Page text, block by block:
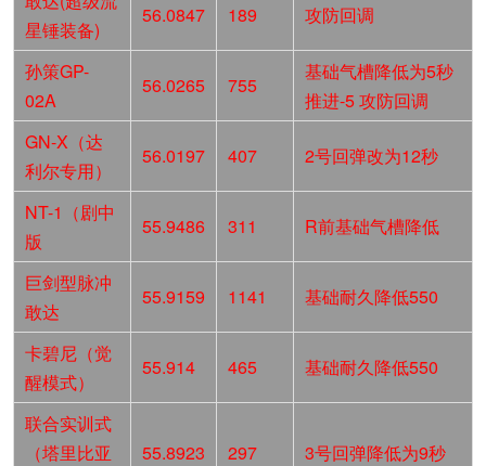
星锤装备)
56.0847 189 攻防回调
孙策GP-
02A
56.0265 755
基础气槽降低为5秒
推进-5 攻防回调
GN-X（达
利尔专用）
56.0197 407 2号回弹改为12秒
NT-1（剧中
版
55.9486 311 R前基础气槽降低
巨剑型脉冲
敢达
55.9159 1141 基础耐久降低550
卡碧尼（觉
醒模式）
55.914 465 基础耐久降低550
联合实训式
（塔里比亚
55.8923 297 3号回弹降低为9秒